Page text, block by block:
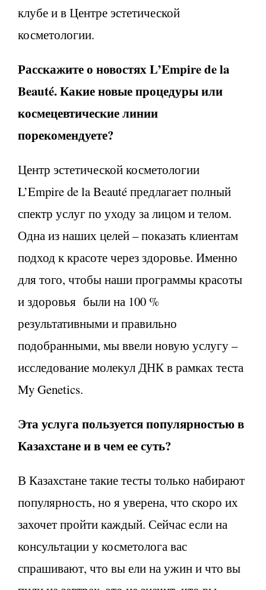
клубе и в Центре эстетической
косметологии.
Расскажите о новостях L’Empire de la
Beauté. Какие новые процедуры или
космецевтические линии
порекомендуете?
Центр эстетической косметологии
L’Empire de la Beauté предлагает полный
спектр услуг по уходу за лицом и телом.
Одна из наших целей – показать клиентам
подход к красоте через здоровье. Именно
для того, чтобы наши программы красоты
и здоровья были на 100 %
результативными и правильно
подобранными, мы ввели новую услугу –
исследование молекул ДНК в рамках теста
My Genetics.
Эта услуга пользуется популярностью в
Казахстане и в чем ее суть?
В Казахстане такие тесты только набирают
популярность, но я уверена, что скоро их
захочет пройти каждый. Сейчас если на
консультации у косметолога вас
спрашивают, что вы ели на ужин и что вы